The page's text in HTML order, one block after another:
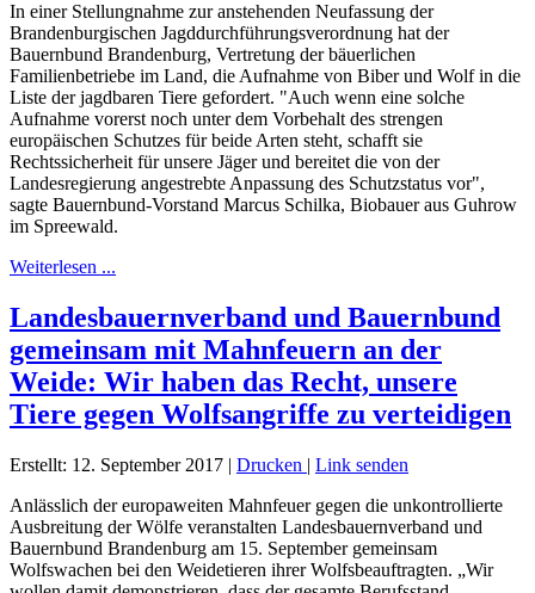
In einer Stellungnahme zur anstehenden Neufassung der
Brandenburgischen Jagddurchführungsverordnung hat der
Bauernbund Brandenburg, Vertretung der bäuerlichen
Familienbetriebe im Land, die Aufnahme von Biber und Wolf in die
Liste der jagdbaren Tiere gefordert. "Auch wenn eine solche
Aufnahme vorerst noch unter dem Vorbehalt des strengen
europäischen Schutzes für beide Arten steht, schafft sie
Rechtssicherheit für unsere Jäger und bereitet die von der
Landesregierung angestrebte Anpassung des Schutzstatus vor",
sagte Bauernbund-Vorstand Marcus Schilka, Biobauer aus Guhrow
im Spreewald.
Weiterlesen ...
Landesbauernverband und Bauernbund
gemeinsam mit Mahnfeuern an der
Weide: Wir haben das Recht, unsere
Tiere gegen Wolfsangriffe zu verteidigen
Erstellt: 12. September 2017 | Drucken | Link senden
Anlässlich der europaweiten Mahnfeuer gegen die unkontrollierte
Ausbreitung der Wölfe veranstalten Landesbauernverband und
Bauernbund Brandenburg am 15. September gemeinsam
Wolfswachen bei den Weidetieren ihrer Wolfsbeauftragten. „Wir